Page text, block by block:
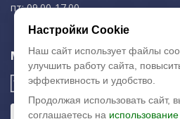
пт: 09.00-17.00
Мы в соц. сетях
Настройки Cookie
Наш сайт использует файлы
улучшить работу сайта,
эффективность и удобство.
Продолжая использовать сайт,
соглашаетесь на